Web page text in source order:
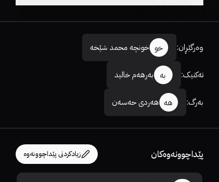
وەرگێڕان: خو خونچە محمد شێخە
تەکنیک: بە بەرهەم خالید
بەرگ: هە هەردی حەسەن
پێداچوونەوەکان زیادکردنی پێداچوونەوە